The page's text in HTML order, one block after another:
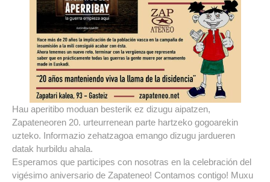
Hau aperitibo moduan besterik ez dizugu aipatzen,
Zapateneoren 20. urteurrenean parte hartzeko gogoarekin
uzteko. Informazio zehatzagoa emango dizugu jardueren
datak hurbildu ahala.
Esperamos que participes con nosotras en la celebración del
vigésimo aniversario de Zapateneo! Contamos contigo! Muxu